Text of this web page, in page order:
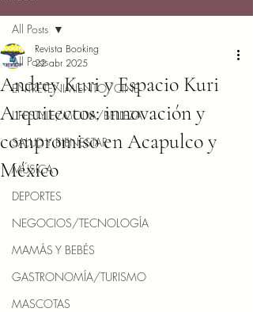
All Posts
ENTRETENIMIENTO/CINE
LIFESTYLE/MODA/BELLEZA
SALUD Y BIENESTAR
MÚSICA
DEPORTES
NEGOCIOS/TECNOLOGÍA
MAMÁS Y BEBÉS
GASTRONOMÍA/TURISMO
MASCOTAS
All Posts
Andrey Kuri y Espacio Kuri
Arquitectos: innovación y
compromiso en Acapulco y
México
Revista Booking
22 abr 2025